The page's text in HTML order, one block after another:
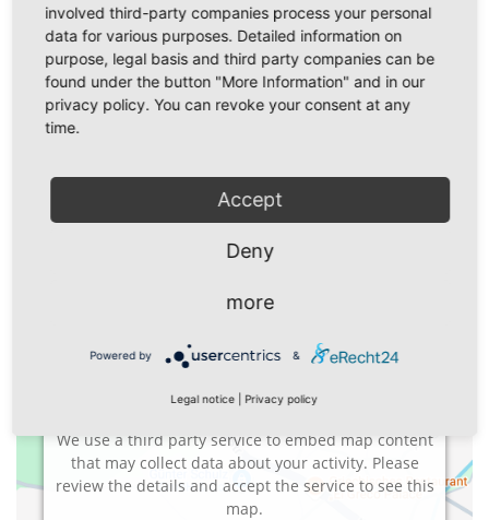
Phone:
+49 (0) 3 44 64 / 6 63 - 0
E-mail:
We need your consent to load the
Google Maps service!
We use a third party service to embed map content
that may collect data about your activity. Please
review the details and accept the service to see this
map.
involved third-party companies process your personal
data for various purposes. Detailed information on
purpose, legal basis and third party companies can be
found under the button "More Information" and in our
privacy policy. You can revoke your consent at any
time.
Accept
Deny
more
Powered by &
Legal notice Privacy policy